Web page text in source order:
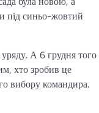
під синьо-жовтий
А 6 грудня того
хто зробив це
вибору командира.